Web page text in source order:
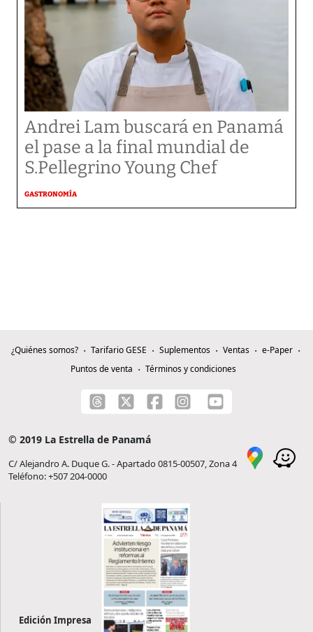
Andrei Lam buscará en Panamá
el pase a la final mundial de
S.Pellegrino Young Chef
GASTRONOMÍA
¿Quiénes somos? Tarifario GESE Suplementos Ventas
e-Paper
Puntos de venta
Términos y condiciones
© 2019 La Estrella de Panamá
C/ Alejandro A. Duque G. - Apartado 0815-00507, Zona 4
Teléfono: +507 204-0000
Edición Impresa